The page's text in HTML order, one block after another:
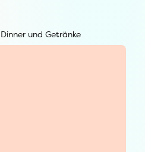
und Getränke